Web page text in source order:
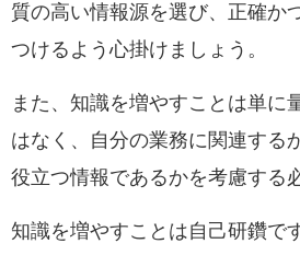
質の高い情報源を選び、正確か
つけるよう心掛けましょう。
また、知識を増やすことは単に
はなく、自分の業務に関連する
役立つ情報であるかを考慮する
知識を増やすことは自己研鑽で